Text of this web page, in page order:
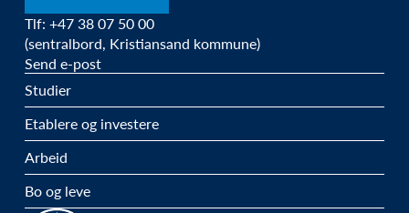
Tlf: +47 38 07 50 00
(sentralbord, Kristiansand kommune)
Send e-post
Studier
Etablere og investere
Arbeid
Bo og leve